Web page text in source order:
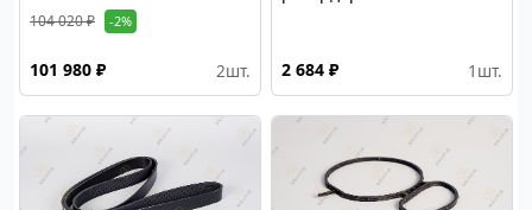
104 020 ₽ -2%
101 980 ₽ 2шт. 2 684 ₽ 1 шт.